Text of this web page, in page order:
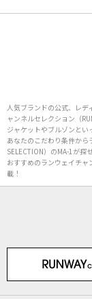
人気ブランドの公式、レデ
ャンネルセレクション（
ジャケットやブルゾンとい
あなたのこだわり条件から
SELECTION）のMA-1が探
おすすめのランウェイチャ
載！